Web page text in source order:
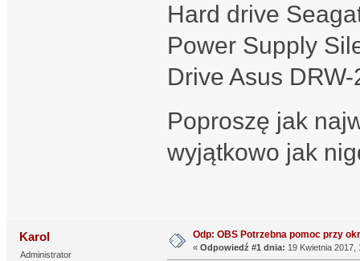
Hard drive
Power Supply
Drive Asus
Poproszę jak
wyjątkowo jak
Karol
Administrator
Odp: OBS Potrzebna pomoc przy
« Odpowiedź #1 dnia: 19 Kwietnia 2017,